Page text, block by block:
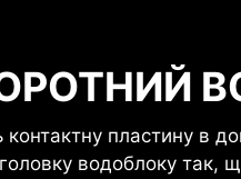
контактну пластину в
головку водоблоку так,